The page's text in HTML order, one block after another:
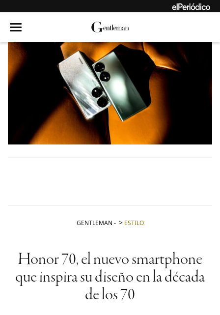
GENTLEMAN - ESTILO
Honor 70, el nuevo smartphone
que inspira su diseño en la década
de los 70